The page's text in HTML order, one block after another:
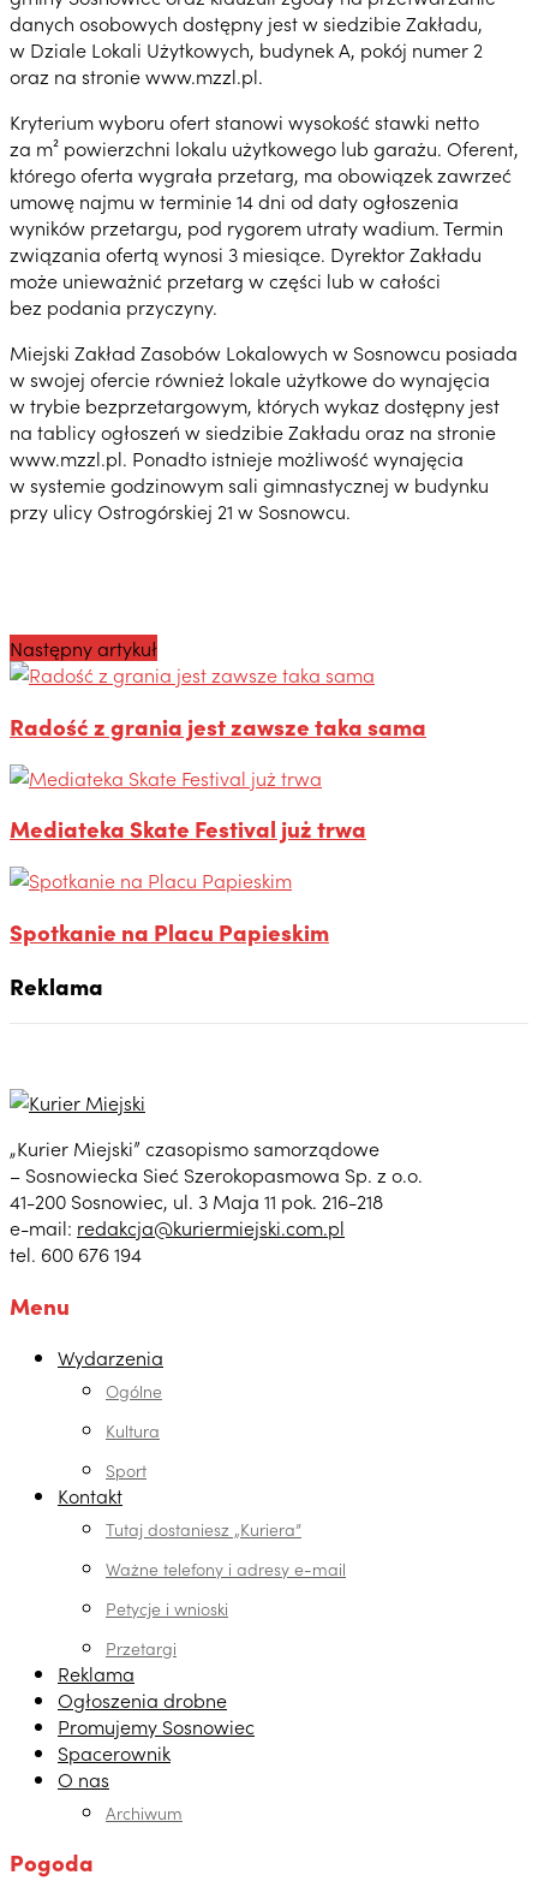
danych osobowych dostępny jest w siedzibie Zakładu,
w Dziale Lokali Użytkowych, budynek A, pokój numer 2
oraz na stronie www.mzzl.pl.
Kryterium wyboru ofert stanowi wysokość stawki netto
za m² powierzchni lokalu użytkowego lub garażu. Oferent,
którego oferta wygrała przetarg, ma obowiązek zawrzeć
umowę najmu w terminie 14 dni od daty ogłoszenia
wyników przetargu, pod rygorem utraty wadium. Termin
związania ofertą wynosi 3 miesiące. Dyrektor Zakładu
może unieważnić przetarg w części lub w całości
bez podania przyczyny.
Miejski Zakład Zasobów Lokalowych w Sosnowcu posiada
w swojej ofercie również lokale użytkowe do wynajęcia
w trybie bezprzetargowym, których wykaz dostępny jest
na tablicy ogłoszeń w siedzibie Zakładu oraz na stronie
www.mzzl.pl. Ponadto istnieje możliwość wynajęcia
w systemie godzinowym sali gimnastycznej w budynku
przy ulicy Ostrogórskiej 21 w Sosnowcu.
Następny artykuł
Radość z grania jest zawsze taka sama
Mediateka Skate Festival już trwa
Spotkanie na Placu Papieskim
Reklama
„Kurier Miejski” czasopismo samorządowe
– Sosnowiecka Sieć Szerokopasmowa Sp. z o.o.
41-200 Sosnowiec, ul. 3 Maja 11 pok. 216-218
e-mail: redakcja@kuriermiejski.com.pl
tel. 600 676 194
Menu
Wydarzenia
Ogólne
Kultura
Sport
Kontakt
Tutaj dostaniesz „Kuriera”
Ważne telefony i adresy e-mail
Petycje i wnioski
Przetargi
Reklama
Ogłoszenia drobne
Promujemy Sosnowiec
Spacerownik
O nas
Archiwum
Pogoda